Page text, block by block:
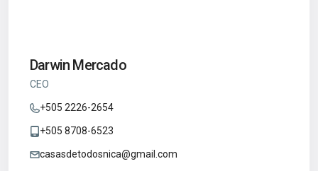
Darwin Mercado
CEO
+505 2226-2654
+505 8708-6523
casasdetodosnica@gmail.com